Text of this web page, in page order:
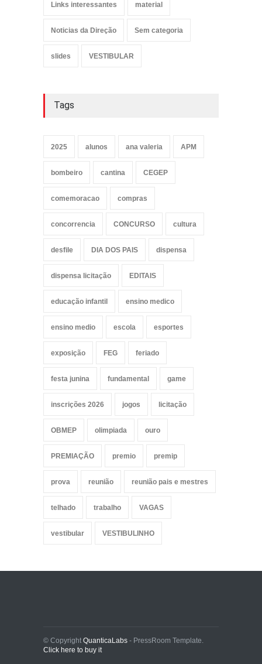
Links interessantes material
Noticias da Direção Sem categoria
slides VESTIBULAR
Tags
2025 alunos ana valeria APM
bombeiro cantina CEGEP
comemoracao compras
concorrencia CONCURSO cultura
desfile DIA DOS PAIS dispensa
dispensa licitação EDITAIS
educação infantil ensino medico
ensino medio escola esportes
exposição FEG feriado
festa junina fundamental game
inscrições 2026 jogos licitação
OBMEP olimpiada ouro
PREMIAÇÃO premio premip
prova reunião reunião pais e mestres
telhado trabalho VAGAS
vestibular VESTIBULINHO
© Copyright QuanticaLabs - PressRoom Template.
Click here to buy it